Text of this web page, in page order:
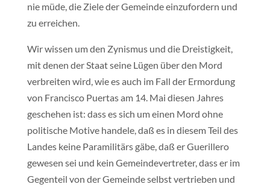
nie müde, die Ziele der Gemeinde einzufordern und
zu erreichen.
Wir wissen um den Zynismus und die Dreistigkeit,
mit denen der Staat seine Lügen über den Mord
verbreiten wird, wie es auch im Fall der Ermordung
von Francisco Puertas am 14. Mai diesen Jahres
geschehen ist: dass es sich um einen Mord ohne
politische Motive handele, daß es in diesem Teil des
Landes keine Paramilitärs gäbe, daß er Guerillero
gewesen sei und kein Gemeindevertreter, dass er im
Gegenteil von der Gemeinde selbst vertrieben und